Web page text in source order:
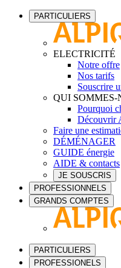
PARTICULIERS
ELECTRICITÉ
Notre offre
Nos tarifs
Souscrire
QUI SOMMES-
Pourquoi
Découvrir
Faire une
DÉMÉNAGER
GUIDE énergie
AIDE & contacts
JE SOUSCRIS
PROFESSIONNELS
GRANDS COMPTES
PARTICULIERS
PROFESSIONELS